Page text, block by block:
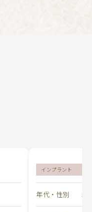
インプラント
年代・性別 50